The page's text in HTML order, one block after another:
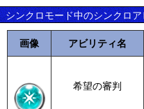
シンクロモード中のシンクロ
画像 アビリティ名
希望の審判